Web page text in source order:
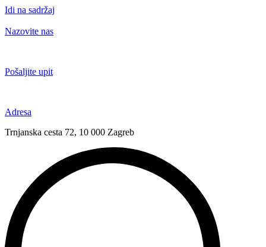
Idi na sadržaj
Nazovite nas
Pošaljite upit
Adresa
Trnjanska cesta 72, 10 000 Zagreb